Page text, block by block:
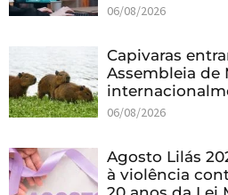
06/08/2026
Capivaras
Assembleia de
06/08/2026
Agosto Lilás
à violência